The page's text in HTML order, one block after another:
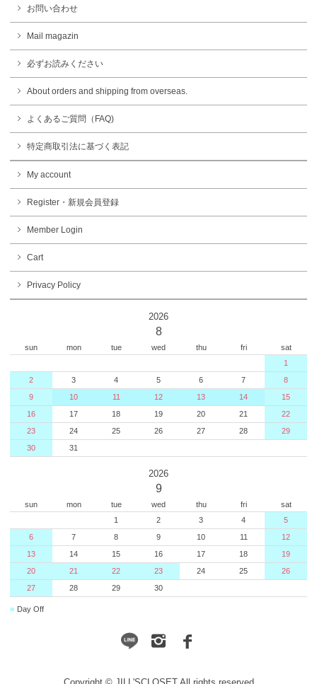
お問い合わせ
Mail magazin
必ずお読みください
About orders and shipping from overseas.
よくあるご質問（FAQ)
特定商取引法に基づく表記
My account
Register・新規会員登録
Member Login
Cart
Privacy Policy
2026
8
sun mon tue wed thu fri
sat
1
2
3 4 5 6 7
8
9
10 11 12 13 14
15
16
17 18 19 20 21
22
23
24 25 26 27 28
29
30
31
2026
9
sun mon tue wed thu fri
sat
1
2 3 4
5
6
7 8 9 10 11
12
13
14 15 16 17 18
19
20
21 22 23 24 25
26
27
28 29 30
■ Day Off